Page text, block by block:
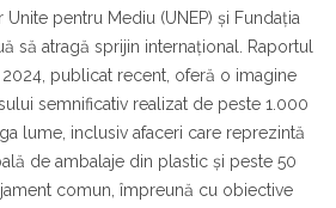
pentru Mediu (UNEP) și Fundația
să atragă sprijin internațional. Raportul
publicat recent, oferă o imagine
semnificativ realizat de peste 1.000
lume, inclusiv afaceri care reprezintă
de ambalaje din plastic și peste 50
comun, împreună cu obiective